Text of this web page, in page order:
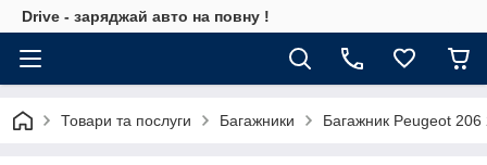
Drive - заряджай авто на повну !
Товари та послуги Багажники Багажник Peugeot